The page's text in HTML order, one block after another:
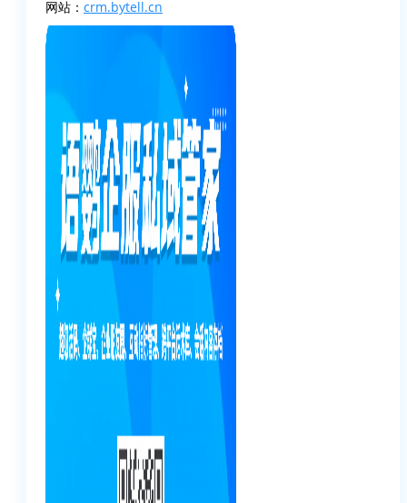
网站： crm.bytell.cn